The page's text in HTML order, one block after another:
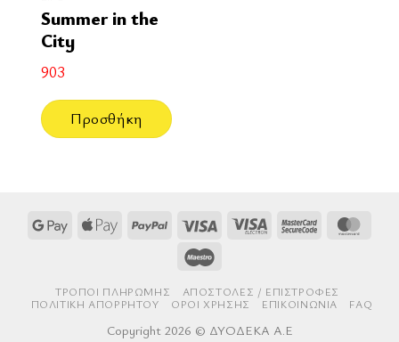
Summer in the
City
903
Προσθήκη
Google Apple
PayPal Visa
Visa
MasterCard
ΤΡΌΠΟΙ ΠΛΗΡΩΜΉΣ
AΠΟΣΤΟΛΈΣ / ΕΠΙΣΤΡΟΦΈΣ
ΠΟΛΙΤΙΚΉ ΑΠΟΡΡΉΤΟΥ
ΌΡΟΙ ΧΡΉΣΗΣ ΕΠΙΚΟΙΝΩΝΊΑ FAQ
Copyright 2026 © ΔΥΟΔΕΚΑ Α.Ε